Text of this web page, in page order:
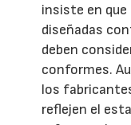
insiste en que
diseñadas
deben
conformes.
los
reflejen el